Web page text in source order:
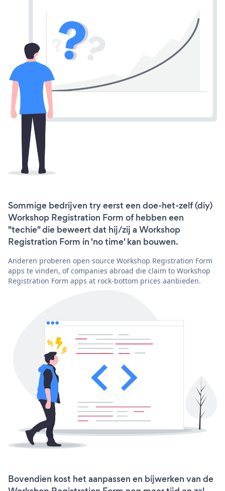
Sommige bedrijven try eerst een doe-het-zelf (diy)
Workshop Registration Form of hebben een
"techie" die beweert dat hij/zij a Workshop
Registration Form in 'no time' kan bouwen.
Anderen proberen open source Workshop Registration Form
apps te vinden, of companies abroad die claim to Workshop
Registration Form apps at rock-bottom prices aanbieden.
Bovendien kost het aanpassen en bijwerken van de